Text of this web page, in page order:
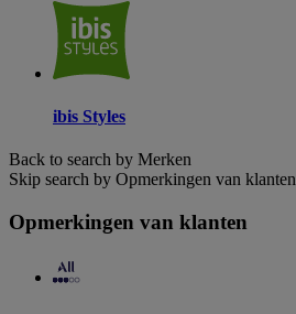
ibis Styles
Back to search by Merken
Skip search by Opmerkingen van klanten
Opmerkingen van klanten